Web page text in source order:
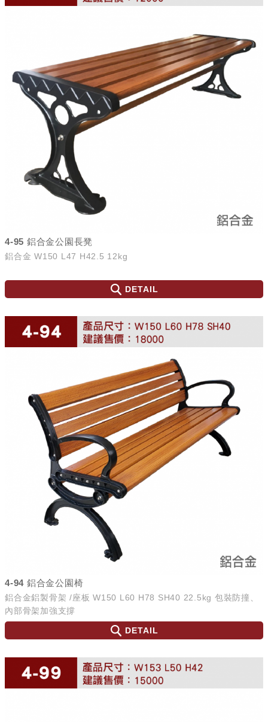
4-95 鋁合金公園長凳
鋁合金 W150 L47 H42.5 12kg
DETAIL
4-94 鋁合金公園椅
鋁合金鋁製骨架 /座板 W150 L60 H78 SH40 22.5kg 包裝防撞、
內部骨架加強支撐
DETAIL